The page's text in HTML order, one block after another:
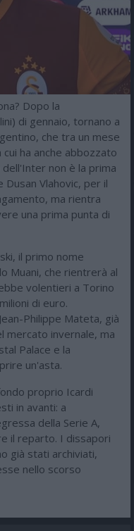
Dopo la
di gennaio, tornano a
che tra un mese
ha anche abbozzato
non è la prima
Vlahovic, per il
ma rientra
una prima punta di
il primo nome
Muani, che rientrerà al
volentieri a Torino
di euro.
Philippe Mateta, già
mercato invernale, ma
Palace e la
un'asta.
proprio Icardi
in avanti: a
della Serie A,
il reparto. I dissapori
già stati archiviati,
nello scorso